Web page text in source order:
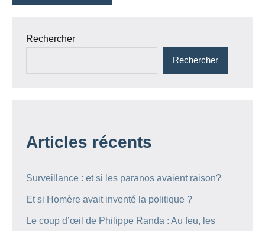
Rechercher
Rechercher
Articles récents
Surveillance : et si les paranos avaient raison?
Et si Homère avait inventé la politique ?
Le coup d’œil de Philippe Randa : Au feu, les